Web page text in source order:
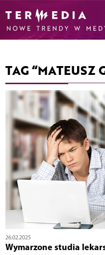
TAG “MATEUSZ
26.02.2025
Wymarzone studia